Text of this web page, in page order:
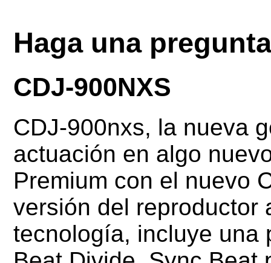
Haga una pregunta
CDJ-900NXS
CDJ-900nxs, la nueva
actuación en algo
Premium con el nuevo
versión del reproductor
tecnología, incluye una